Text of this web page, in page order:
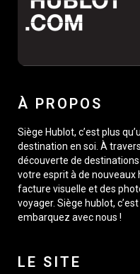
À PROPOS
Siège Hublot, c’est plus
destination en soi. À
découverte de
votre esprit à de nouveaux
facture visuelle et des
voyager. Siège hublot,
embarquez avec nous !
LE SITE